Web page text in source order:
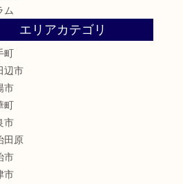
ム
エリアカテゴリ
町
辺市
市
町
市
田原
市
市